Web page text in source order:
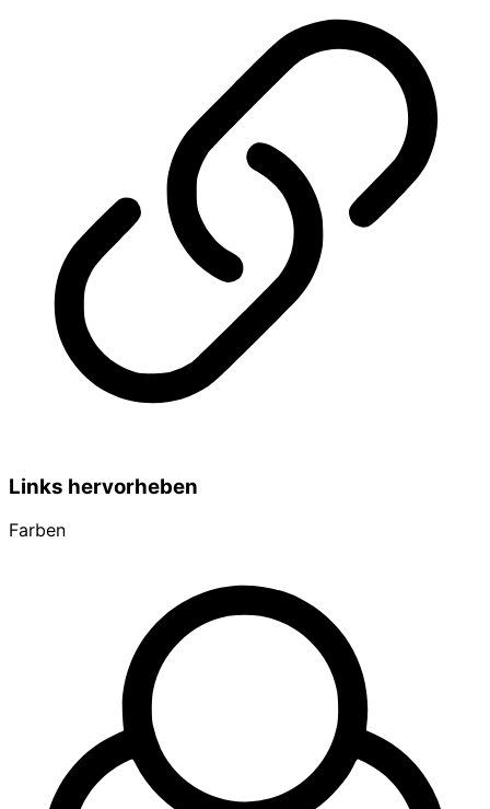
Links hervorheben
Farben